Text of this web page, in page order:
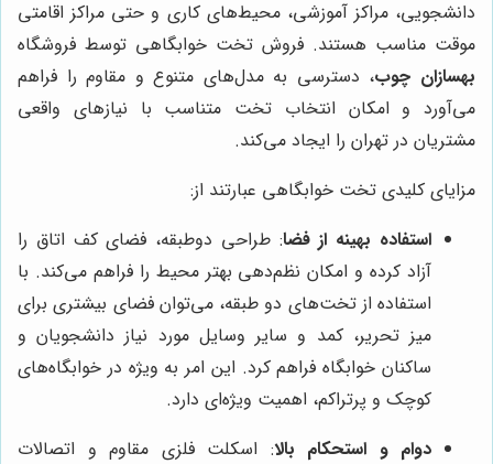
دانشجویی، مراکز آموزشی، محیط‌های کاری و حتی مراکز اقامتی
موقت مناسب هستند. فروش تخت خوابگاهی توسط فروشگاه
بهسازان چوب، دسترسی به مدل‌های متنوع و مقاوم را فراهم
می‌آورد و امکان انتخاب تخت متناسب با نیازهای واقعی
مشتریان در تهران را ایجاد می‌کند.
مزایای کلیدی تخت خوابگاهی عبارتند از:
استفاده بهینه از فضا: طراحی دوطبقه، فضای کف اتاق را
آزاد کرده و امکان نظم‌دهی بهتر محیط را فراهم می‌کند. با
استفاده از تخت‌های دو طبقه، می‌توان فضای بیشتری برای
میز تحریر، کمد و سایر وسایل مورد نیاز دانشجویان و
ساکنان خوابگاه فراهم کرد. این امر به ویژه در خوابگاه‌های
کوچک و پرتراکم، اهمیت ویژه‌ای دارد.
دوام و استحکام بالا: اسکلت فلزی مقاوم و اتصالات